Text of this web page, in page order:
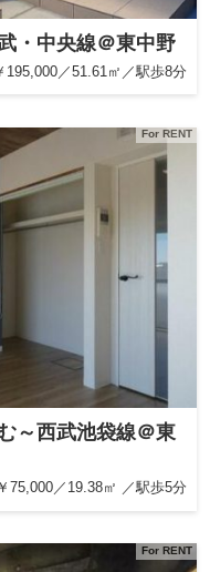
・中央線＠東中野
195,000／51.61㎡／駅歩8分
For RENT
～西武池袋線＠東
￥75,000／19.38㎡ ／駅歩5分
For RENT